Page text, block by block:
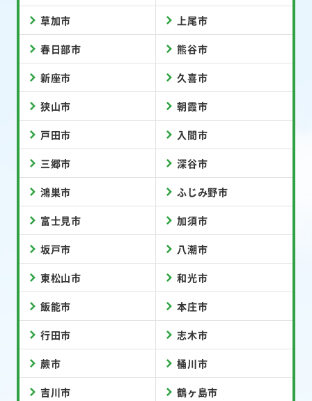
草加市 上尾市
春日部市 熊谷市
新座市 久喜市
狭山市 朝霞市
戸田市 入間市
三郷市 深谷市
鴻巣市 ふじみ野市
富士見市 加須市
坂戸市 八潮市
東松山市 和光市
飯能市 本庄市
行田市 志木市
蕨市 桶川市
吉川市 鶴ヶ島市